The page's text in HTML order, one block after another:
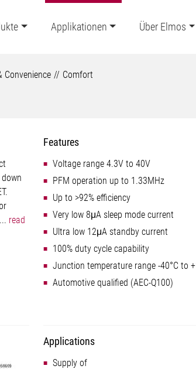
Applikationen Über Elmos
Convenience Comfort
read
Features
Voltage range 4.3V to 40V
PFM operation up to 1.33MHz
Up to >92% efficiency
Very low 8μA sleep mode current
Ultra low 12μA standby current
100% duty cycle capability
Junction temperature range -40°C to
Automotive qualified (AEC-Q100)
Applications
Supply of